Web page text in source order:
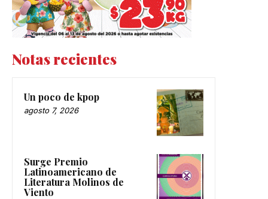
Notas recientes
Un poco de kpop
agosto 7, 2026
Surge Premio
Latinoamericano de
Literatura Molinos de
Viento